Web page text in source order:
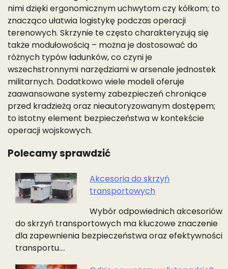
nimi dzięki ergonomicznym uchwytom czy kółkom; to
znacząco ułatwia logistykę podczas operacji
terenowych. Skrzynie te często charakteryzują się
także modułowością – można je dostosować do
różnych typów ładunków, co czyni je
wszechstronnymi narzędziami w arsenale jednostek
militarnych. Dodatkowo wiele modeli oferuje
zaawansowane systemy zabezpieczeń chroniące
przed kradzieżą oraz nieautoryzowanym dostępem;
to istotny element bezpieczeństwa w kontekście
operacji wojskowych.
Polecamy sprawdzić
Akcesoria do skrzyń
transportowych
Wybór odpowiednich akcesoriów
do skrzyń transportowych ma kluczowe znaczenie
dla zapewnienia bezpieczeństwa oraz efektywności
transportu.…
Nawigacja